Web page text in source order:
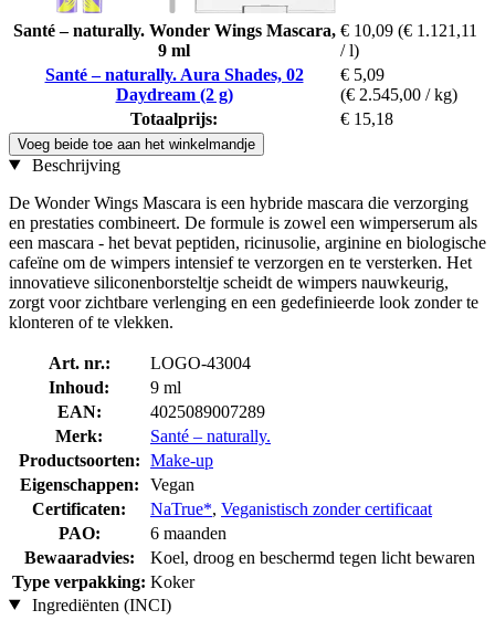
Santé – naturally. Wonder Wings Mascara,
9 ml
€ 10,09 (€ 1.121,11
/ l)
Santé – naturally. Aura Shades, 02
Daydream (2 g)
€ 5,09
(€ 2.545,00 / kg)
Totaalprijs:
€ 15,18
Voeg beide toe aan het winkelmandje
Beschrijving
De Wonder Wings Mascara is een hybride mascara die verzorging
en prestaties combineert. De formule is zowel een wimperserum als
een mascara - het bevat peptiden, ricinusolie, arginine en biologische
cafeïne om de wimpers intensief te verzorgen en te versterken. Het
innovatieve siliconenborsteltje scheidt de wimpers nauwkeurig,
zorgt voor zichtbare verlenging en een gedefinieerde look zonder te
klonteren of te vlekken.
Art. nr.:
LOGO-43004
Inhoud:
9 ml
EAN:
4025089007289
Merk:
Santé – naturally.
Productsoorten: Make-up
Eigenschappen:
Vegan
Certificaten:
NaTrue*, Veganistisch zonder certificaat
PAO:
6 maanden
Bewaaradvies:
Koel, droog en beschermd tegen licht bewaren
Type verpakking: Koker
Ingrediënten (INCI)